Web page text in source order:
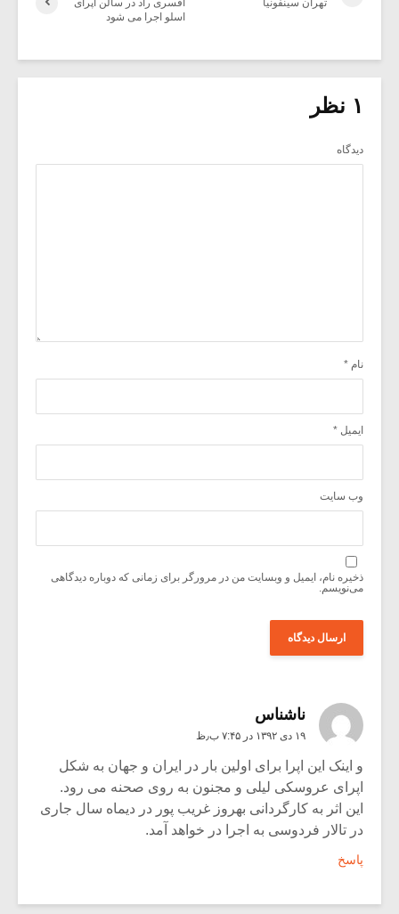
افسری راد در سالن اپرای
اسلو اجرا می شود
تهران سینفونیا
۱ نظر
دیدگاه
نام *
ایمیل *
وب‌ سایت
ذخیره نام، ایمیل و وبسایت من در مرورگر برای زمانی که دوباره دیدگاهی
می‌نویسم.
ناشناس
۱۹ دی ۱۳۹۲ در ۷:۴۵ ب٫ظ
و اینک این اپرا برای اولین بار در ایران و جهان به شکل
اپرای عروسکی لیلی و مجنون به روی صحنه می رود.
این اثر به کارگردانی بهروز غریب پور در دیماه سال جاری
در تالار فردوسی به اجرا در خواهد آمد.
پاسخ